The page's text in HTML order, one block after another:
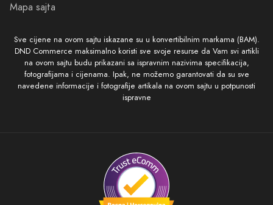
Mapa sajta
Sve cijene na ovom sajtu iskazane su u konvertibilnim markama (BAM).
DND Commerce maksimalno koristi sve svoje resurse da Vam svi artikli
na ovom sajtu budu prikazani sa ispravnim nazivima specifikacija,
fotografijama i cijenama. Ipak, ne možemo garantovati da su sve
navedene informacije i fotografije artikala na ovom sajtu u potpunosti
ispravne